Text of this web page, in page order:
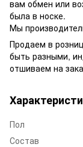
вам обмен или
была в носке.
Мы
Продаем в
быть разными,
отшиваем на
Пол
Состав